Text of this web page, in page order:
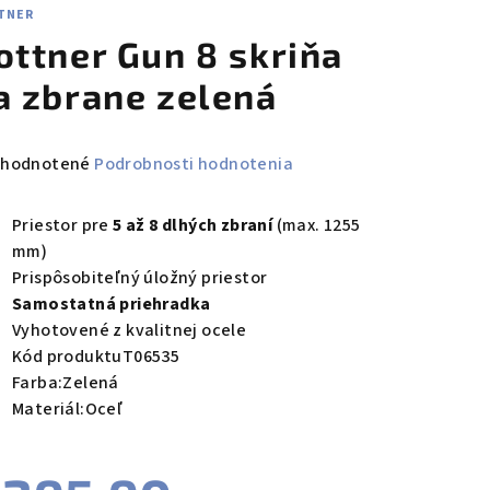
Gun 8 skriňa
zbrane zelená
Podrobnosti hodnotenia
Priestor pre 5 až 8 dlhých zbraní (max. 1255
mm)
Prispôsobiteľný úložný priestor
Samostatná priehradka
Vyhotovené z kvalitnej ocele
Kód produktuT06535
Farba:Zelená
Materiál:Oceľ